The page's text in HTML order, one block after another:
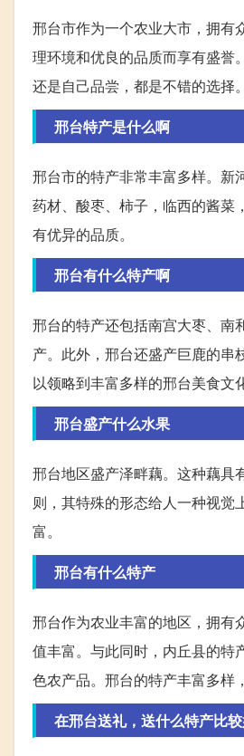
邢台市作为一个农业大市，拥有
理环境和优良的品质而享有盛誉
还是自己品尝，都是不错的选择。
邢台特产是什么啊
邢台市的特产非常丰富多样。新
药材、酸枣、柿子，临西的酱菜
有优异的品质。
邢台有什么特产啊
邢台的特产还包括南宫大枣、南
产。此外，邢台还盛产巨鹿的串
以领略到丰富多样的邢台美食文化
邢台盛产什么水果
邢台地区盛产泽畔藕。这种藕具
则，其特殊的形态给人一种视
富。
邢台有什么特产
邢台作为农业丰富的地区，拥有
值丰富。与此同时，内丘县的特
色农产品。邢台的特产丰富多样
在邢台送礼，送什么特产比